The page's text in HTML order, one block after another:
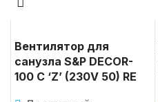
Вентилятор для
санузла S&P DECOR-
100 C ‘Z’ (230V 50) RE